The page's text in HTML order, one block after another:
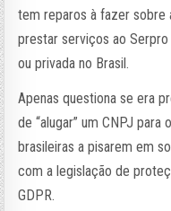
tem reparos à fazer sobre
prestar serviços ao
ou privada no Brasil.
Apenas questiona se era
de “alugar” um CNPJ
brasileiras a pisarem em
com a legislação de
GDPR.